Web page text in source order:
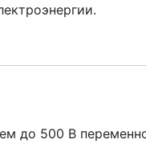
до 500 В